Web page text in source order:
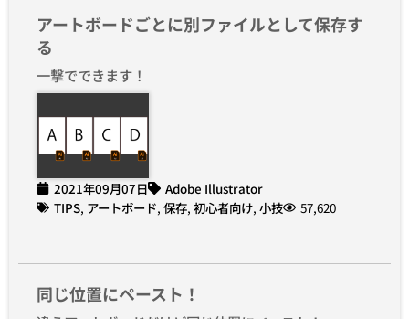
アートボードごとに別ファイルとして保存す
る
一撃でできます！
2021年09月07日
Adobe Illustrator
TIPS, アートボード, 保存, 初心者向け, 小技 57,620
同じ位置にペースト！